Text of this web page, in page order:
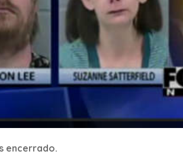
encerrado.